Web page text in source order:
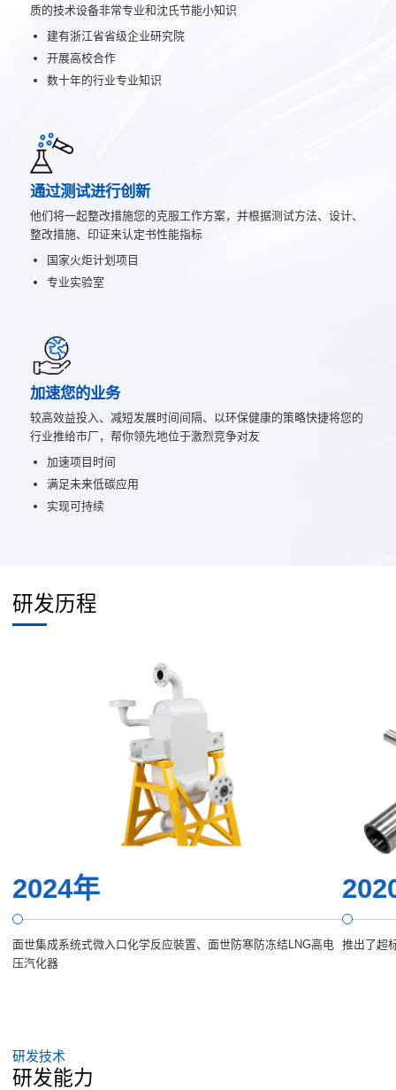
质的技术设备非常专业和沈氏节能小知识
建有浙江省省级企业研究院
开展高校合作
数十年的行业专业知识
通过测试进行创新
他们将一起整改措施您的克服工作方案，并根据测试方法、设计、
整改措施、印证来认定书性能指标
国家火炬计划项目
专业实验室
加速您的业务
较高效益投入、减短发展时间间隔、以环保健康的策略快捷将您的
行业推给市厂，帮你领先地位于激烈竞争对友
加速项目时间
满足未来低碳应用
实现可持续
研发历程
2024年
面世集成系统式微入口化学反应裝置、面世防寒防冻结LNG高电
压汽化器
推出了超
研发技术
研发能力